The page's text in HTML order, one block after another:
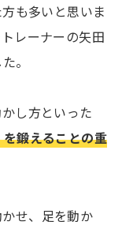
も多いと思いま
レーナーの矢田
。
し方といった
鍛えることの重
せ、足を動か